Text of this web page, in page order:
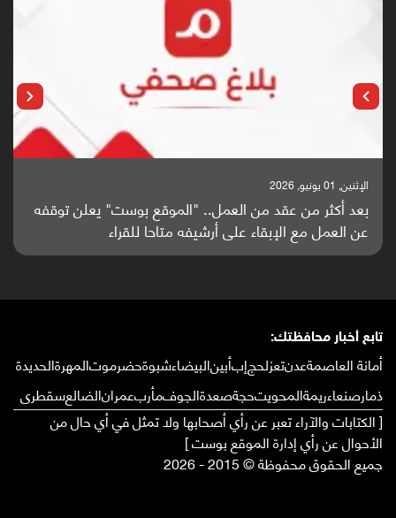
الإثنين, 25 مايو, 2026
باحثون من اليمن يدخلون سباق أبحاث ألزهايمر بدراسة
واعدة منشورة عالميا (ترجمة)
تابع أخبار محافظتك:
أمانة العاصمةعدنتعزلحجإبأبينالبيضاءشبوةحضرموتالمهرةالحديدة
ذمارصنعاءريمةالمحويتحجةصعدةالجوفمأربعمرانالضالعسقطرى
[ الكتابات والآراء تعبر عن رأي أصحابها ولا تمثل في أي حال من
الأحوال عن رأي إدارة الموقع بوست ]
جميع الحقوق محفوظة © 2015 - 2026